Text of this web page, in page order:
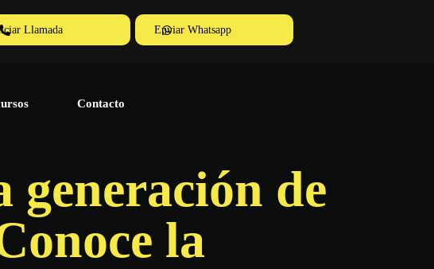
Llamada Enviar Whatsapp
Contacto
generación de
la